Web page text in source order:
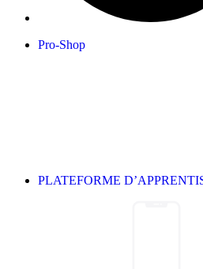
Pro-Shop
PLATEFORME